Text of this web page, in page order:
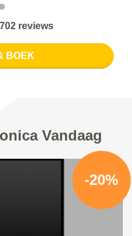
reviews
BOEK
Vandaag
-20%